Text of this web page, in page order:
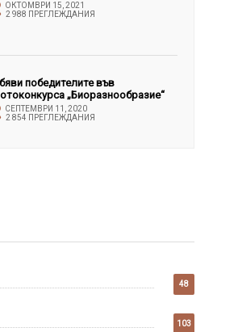
ОКТОМВРИ 15, 2021
2 988 ПРЕГЛЕЖДАНИЯ
победителите във
„Биоразнообразие“
СЕПТЕМВРИ 11, 2020
2 854 ПРЕГЛЕЖДАНИЯ
48
103